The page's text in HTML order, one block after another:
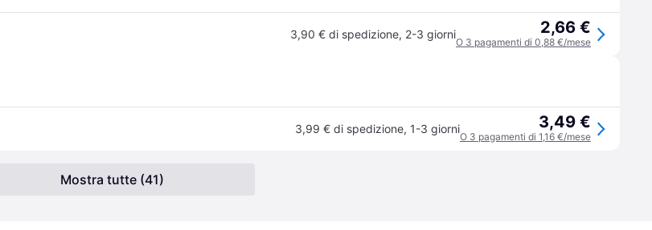
3,90 € di spedizione, 2-3 giorni 2,66 €
O 3 pagamenti di 0,88 €/mese
3,99 € di spedizione, 1-3 giorni 3,49 €
O 3 pagamenti di 1,16 €/mese
Mostra tutte (41)